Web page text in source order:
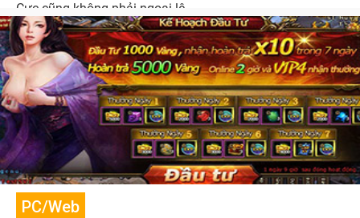
Cực cũng không phải ngoại lệ.
PC/Web